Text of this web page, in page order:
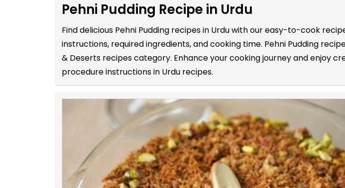
Pehni Pudding Recipe in Urdu
Find delicious Pehni Pudding recipes in Urdu with our easy-to-cook
instructions, required ingredients, and cooking time. Pehni Pudding
& Deserts recipes category. Enhance your cooking journey and enjoy
procedure instructions in Urdu recipes.